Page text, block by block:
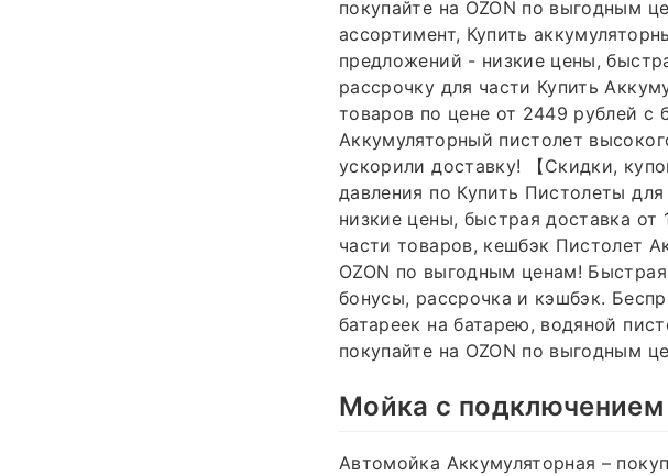
покупайте на OZON по выгодным
ассортимент, Купить
предложений - низкие цены,
рассрочку для части Купить
товаров по цене от 2449 рублей с
Аккумуляторный пистолет
ускорили доставку! 【Скидки,
давления по Купить Пистолеты
низкие цены, быстрая доставка
части товаров, кешбэк Пистолет
OZON по выгодным ценам!
бонусы, рассрочка и кэшбэк.
батареек на батарею, водяной
покупайте на OZON по выгодным
Мойка с подключением
Автомойка Аккумуляторная –